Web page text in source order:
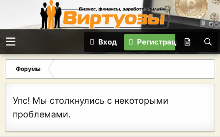
Вход Регистрация
Форумы
Упс! Мы столкнулись с некоторыми
проблемами.